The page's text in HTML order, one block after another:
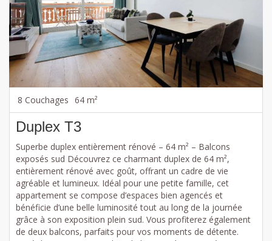
8 Couchages 64 m²
Duplex T3
Superbe duplex entièrement rénové – 64 m² – Balcons
exposés sud Découvrez ce charmant duplex de 64 m²,
entièrement rénové avec goût, offrant un cadre de vie
agréable et lumineux. Idéal pour une petite famille, cet
appartement se compose d’espaces bien agencés et
bénéficie d’une belle luminosité tout au long de la journée
grâce à son exposition plein sud. Vous profiterez également
de deux balcons, parfaits pour vos moments de détente.